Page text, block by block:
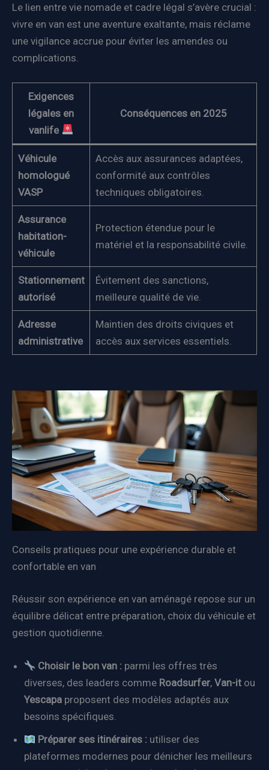
Le lien entre vie nomade et cadre légal s’avère crucial :
vivre en van est une aventure exaltante, mais réclame
une vigilance accrue pour éviter les amendes ou
complications.
Exigences
légales en
vanlife
Conséquences en 2025
Véhicule
homologué
VASP
Accès aux assurances adaptées,
conformité aux contrôles
techniques obligatoires.
Assurance
habitation-
véhicule
Protection étendue pour le
matériel et la responsabilité civile.
Stationnement
autorisé
Évitement des sanctions,
meilleure qualité de vie.
Adresse
administrative
Maintien des droits civiques et
accès aux services essentiels.
Conseils pratiques pour une expérience durable et
confortable en van
Réussir son expérience en van aménagé repose sur un
équilibre délicat entre préparation, choix du véhicule et
gestion quotidienne.
Choisir le bon van : parmi les offres très
diverses, des leaders comme Roadsurfer, Van-it ou
Yescapa proposent des modèles adaptés aux
besoins spécifiques.
Préparer ses itinéraires : utiliser des
plateformes modernes pour dénicher les meilleurs